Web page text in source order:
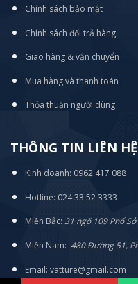
Chính sách bảo mật
Chính sách đổi trả hàng
Giao hàng & vận chuyển
Mua hàng và thanh toán
Thỏa thuận người dùng
THÔNG TIN LIÊN HỆ
Kinh doanh: 0962 417 088
Hotline: 024 33 52 3333
Miền Bắc: 31 ngõ 109 Phố
Miền Nam: 480 Đường 51,
Email: vatture@gmail.com